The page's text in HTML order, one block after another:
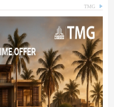
TMG